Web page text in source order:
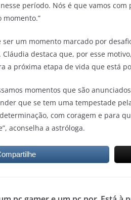
período. Nós é que vamos
um momento marcado por
destaca que, por esse
a próxima etapa de vida que está
momentos que são
que se tem uma tempestade
com coragem e para
aconselha a astróloga.